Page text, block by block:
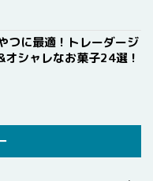
つに最適！トレーダージ
オシャレなお菓子24選！